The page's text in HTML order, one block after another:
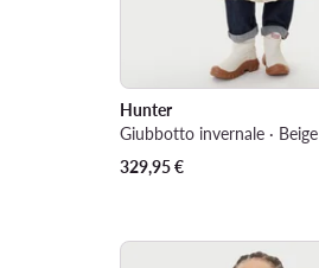
Hunter
Giubbotto invernale · Beige
329,95€